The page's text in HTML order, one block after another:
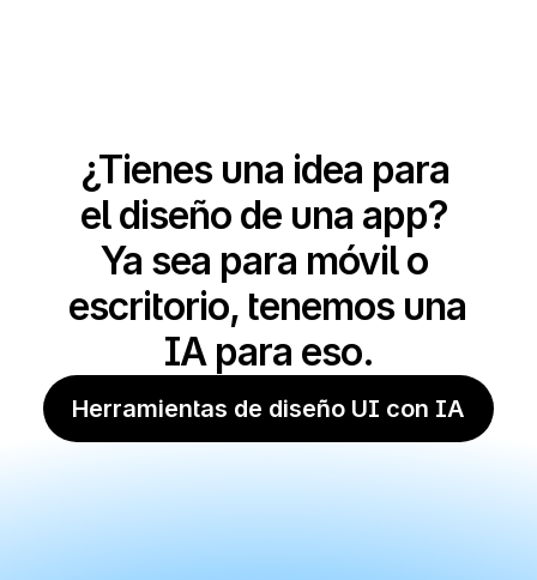
¿Tienes una idea para
el diseño de una app?
Ya sea para móvil o
escritorio, tenemos una
IA para eso.
Herramientas de diseño UI con IA